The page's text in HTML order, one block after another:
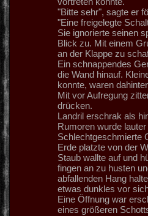
"Bitte sehr", sagte er
"Eine freigelegte
Sie ignorierte seinen
Blick zu. Mit einem
an der Klappe zu
Ein schnappendes
die Wand hinauf.
konnte, waren
Mit vor Aufregung
drücken.
Landril erschrak als
Rumoren wurde
Schlechtgeschmierte
Erde platzte von der
Staub wallte auf und
fingen an zu husten
abfallenden Hang
etwas dunkles vor
Eine Öffnung war
eines größeren